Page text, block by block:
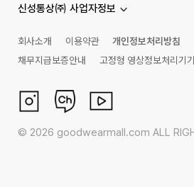
신성통상㈜ 사업자정보
회사소개 이용약관
개인정보처리방침
채무지급보증안내
고정형 영상정보처리기
© 2026 goodwearmall.com ALL